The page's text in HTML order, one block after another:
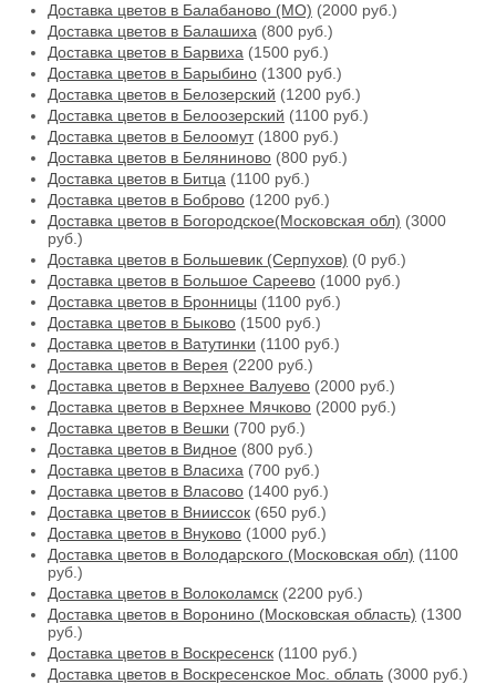
Доставка цветов в Балабаново (МО) (2000 руб.)
Доставка цветов в Балашиха (800 руб.)
Доставка цветов в Барвиха (1500 руб.)
Доставка цветов в Барыбино (1300 руб.)
Доставка цветов в Белозерский (1200 руб.)
Доставка цветов в Белоозерский (1100 руб.)
Доставка цветов в Белоомут(1800 руб.)
Доставка цветов в Беляниново (800 руб.)
Доставка цветов в Битца (1100 руб.)
Доставка цветов в Боброво (1200 руб.)
Доставка цветов в Богородское(Московская обл) (3000
руб.)
Доставка цветов в Большевик (Серпухов) (0 руб.)
Доставка цветов в Большое Сареево (1000 руб.)
Доставка цветов в Бронницы (1100 руб.)
Доставка цветов в Быково (1500 руб.)
Доставка цветов в Ватутинки (1100 руб.)
Доставка цветов в Верея (2200 руб.)
Доставка цветов в Верхнее Валуево (2000 руб.)
Доставка цветов в Верхнее Мячково (2000 руб.)
Доставка цветов в Вешки (700 руб.)
Доставка цветов в Видное (800 руб.)
Доставка цветов в Власиха (700 руб.)
Доставка цветов в Власово (1400 руб.)
Доставка цветов в Внииссок (650 руб.)
Доставка цветов в Внуково (1000 руб.)
Доставка цветов в Володарского (Московская обл) (1100
руб.)
Доставка цветов в Волоколамск (2200 руб.)
Доставка цветов в Воронино (Московская область) (1300
руб.)
Доставка цветов в Воскресенск (1100 руб.)
Доставка цветов в Воскресенское Мос. облать (3000 руб.)